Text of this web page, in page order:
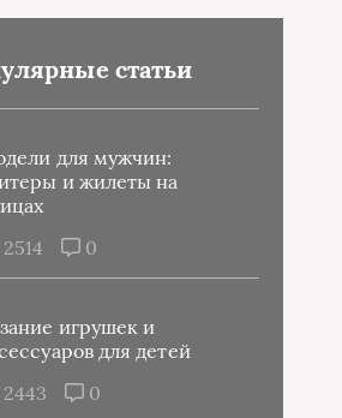
статьи
для мужчин:
и жилеты на
2514
0
игрушек и
для детей
2443
0